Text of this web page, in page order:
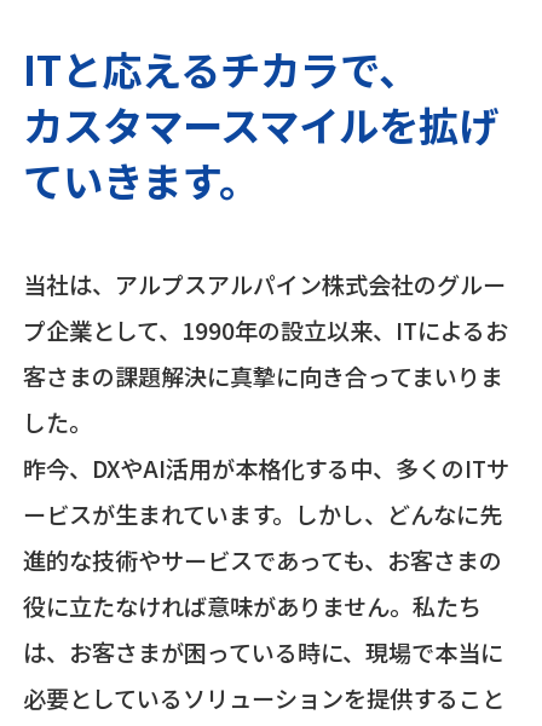
ITと応えるチカラで、
カスタマースマイルを拡げ
ていきます。
当社は、アルプスアルパイン株式会社のグルー
プ企業として、1990年の設立以来、ITによるお
客さまの課題解決に真摯に向き合ってまいりま
した。
昨今、DXやAI活用が本格化する中、多くのITサ
ービスが生まれています。しかし、どんなに先
進的な技術やサービスであっても、お客さまの
役に立たなければ意味がありません。私たち
は、お客さまが困っている時に、現場で本当に
必要としているソリューションを提供すること